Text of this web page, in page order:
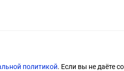
политикой. Если вы не даёте